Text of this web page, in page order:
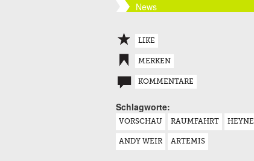
News
LIKE
MERKEN
KOMMENTARE
Schlagworte:
VORSCHAU RAUMFAHRT HEYNE
ANDY WEIR ARTEMIS